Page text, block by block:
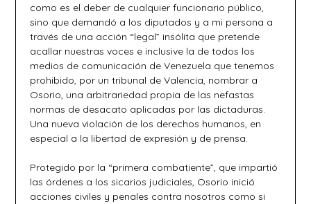
como es el deber de cualquier funcionario público,
sino que demandó a los diputados y a mi persona a
través de una acción “legal” insólita que pretende
acallar nuestras voces e inclusive la de todos los
medios de comunicación de Venezuela que tenemos
prohibido, por un tribunal de Valencia, nombrar a
Osorio, una arbitrariedad propia de las nefastas
normas de desacato aplicadas por las dictaduras.
Una nueva violación de los derechos humanos, en
especial a la libertad de expresión y de prensa.
Protegido por la “primera combatiente”, que impartió
las órdenes a los sicarios judiciales, Osorio inició
acciones civiles y penales contra nosotros como si